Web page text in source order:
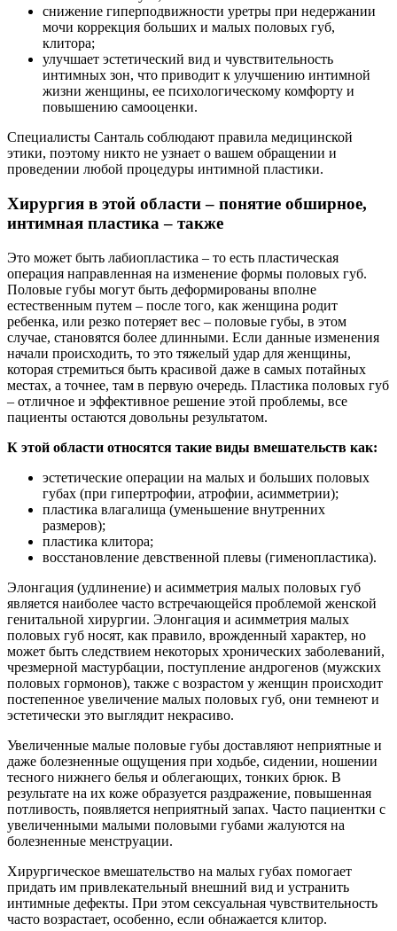
снижение гиперподвижности уретры при недержании
мочи коррекция больших и малых половых губ,
клитора;
улучшает эстетический вид и чувствительность
интимных зон, что приводит к улучшению интимной
жизни женщины, ее психологическому комфорту и
повышению самооценки.
Специалисты Санталь соблюдают правила медицинской
этики, поэтому никто не узнает о вашем обращении и
проведении любой процедуры интимной пластики.
Хирургия в этой области – понятие обширное,
интимная пластика – также
Это может быть лабиопластика – то есть пластическая
операция направленная на изменение формы половых губ.
Половые губы могут быть деформированы вполне
естественным путем – после того, как женщина родит
ребенка, или резко потеряет вес – половые губы, в этом
случае, становятся более длинными. Если данные изменения
начали происходить, то это тяжелый удар для женщины,
которая стремиться быть красивой даже в самых потайных
местах, а точнее, там в первую очередь. Пластика половых губ
– отличное и эффективное решение этой проблемы, все
пациенты остаются довольны результатом.
К этой области относятся такие виды вмешательств как:
эстетические операции на малых и больших половых
губах (при гипертрофии, атрофии, асимметрии);
пластика влагалища (уменьшение внутренних
размеров);
пластика клитора;
восстановление девственной плевы (гименопластика).
Элонгация (удлинение) и асимметрия малых половых губ
является наиболее часто встречающейся проблемой женской
генитальной хирургии. Элонгация и асимметрия малых
половых губ носят, как правило, врожденный характер, но
может быть следствием некоторых хронических заболеваний,
чрезмерной мастурбации, поступление андрогенов (мужских
половых гормонов), также с возрастом у женщин происходит
постепенное увеличение малых половых губ, они темнеют и
эстетически это выглядит некрасиво.
Увеличенные малые половые губы доставляют неприятные и
даже болезненные ощущения при ходьбе, сидении, ношении
тесного нижнего белья и облегающих, тонких брюк. В
результате на их коже образуется раздражение, повышенная
потливость, появляется неприятный запах. Часто пациентки с
увеличенными малыми половыми губами жалуются на
болезненные менструации.
Хирургическое вмешательство на малых губах помогает
придать им привлекательный внешний вид и устранить
интимные дефекты. При этом сексуальная чувствительность
часто возрастает, особенно, если обнажается клитор.